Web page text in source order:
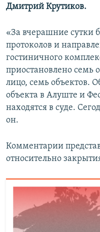
Дмитрий Крутиков.
«За вчерашние сутки
протоколов и
гостиничного
приостановлено семь
лицо, семь объектов.
объекта в Алуште и
находятся в суде.
он.
Комментарии
относительно